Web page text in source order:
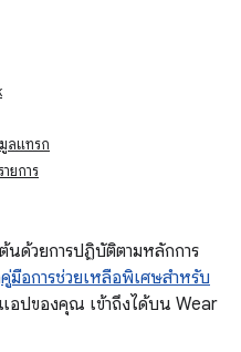
ลแทรก
ยการ
นด้วยการปฏิบัติตามหลักการ
คู่มือการช่วยเหลือพิเศษสำหรับ
อปของคุณ เข้าถึงได้บน Wear